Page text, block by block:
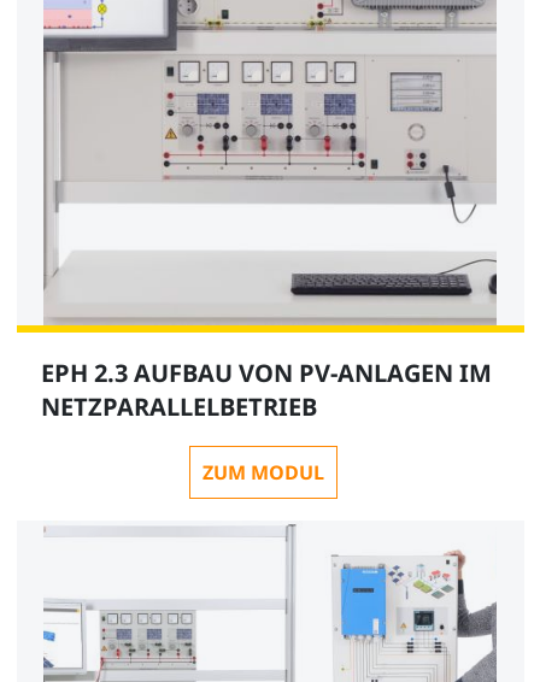
EPH 2.3 AUFBAU VON PV-ANLAGEN IM
NETZPARALLELBETRIEB
ZUM MODUL